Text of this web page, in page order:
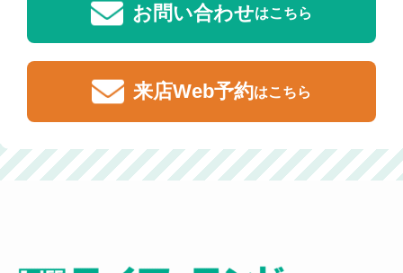
お問い合わせはこちら
来店Web予約はこちら